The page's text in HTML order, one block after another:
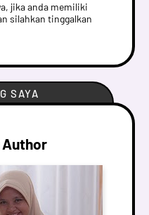
jika anda memiliki
silahkan tinggalkan
SAYA
Author